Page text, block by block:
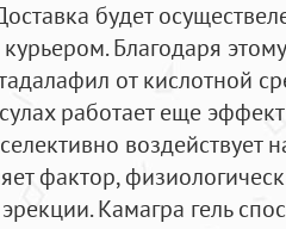
будет
Благодаря
от кислотной
работает еще
воздействует
фактор,
Камагра гель